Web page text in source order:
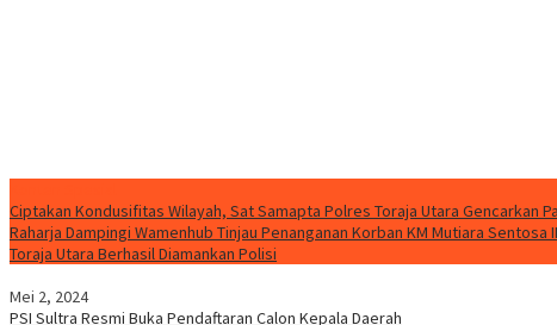
Ciptakan Kondusifitas Wilayah, Sat Samapta Polres Toraja Utara Gencarkan
Raharja Dampingi Wamenhub Tinjau Penanganan Korban KM Mutiara Sentosa
Toraja Utara Berhasil Diamankan Polisi
Mei 2, 2024
PSI Sultra Resmi Buka Pendaftaran Calon Kepala Daerah